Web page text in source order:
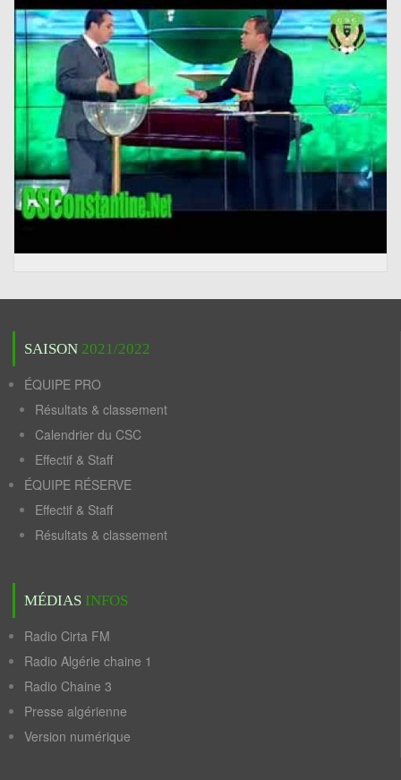
SAISON 2021/2022
ÉQUIPE PRO
Résultats & classement
Calendrier du CSC
Effectif & Staff
ÉQUIPE RÉSERVE
Effectif & Staff
Résultats & classement
MÉDIAS INFOS
Radio Cirta FM
Radio Algérie chaine 1
Radio Chaine 3
Presse algérienne
Version numérique